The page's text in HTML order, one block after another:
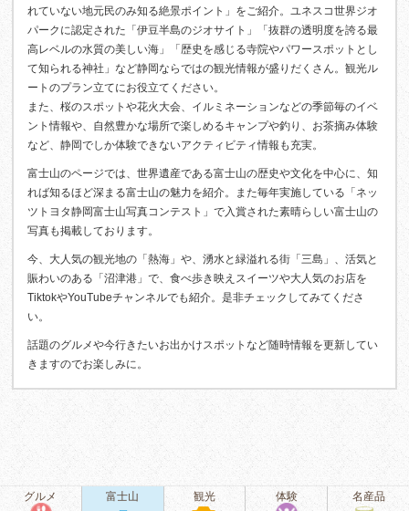
れていない地元民のみ知る絶景ポイント」をご紹介。ユネスコ世界ジオ
パークに認定された「伊豆半島のジオサイト」「抜群の透明度を誇る最
高レベルの水質の美しい海」「歴史を感じる寺院やパワースポットとし
て知られる神社」など静岡ならではの観光情報が盛りだくさん。観光ル
ートのプラン立てにお役立てください。
また、桜のスポットや花火大会、イルミネーションなどの季節毎のイベ
ント情報や、自然豊かな場所で楽しめるキャンプや釣り、お茶摘み体験
など、静岡でしか体験できないアクティビティ情報も充実。
富士山のページでは、世界遺産である富士山の歴史や文化を中心に、知
れば知るほど深まる富士山の魅力を紹介。また毎年実施している「ネッ
ツトヨタ静岡富士山写真コンテスト」で入賞された素晴らしい富士山の
写真も掲載しております。
今、大人気の観光地の「熱海」や、湧水と緑溢れる街「三島」、活気と
賑わいのある「沼津港」で、食べ歩き映えスイーツや大人気のお店を
TiktokやYouTubeチャンネルでも紹介。是非チェックしてみてくださ
い。
話題のグルメや今行きたいお出かけスポットなど随時情報を更新してい
きますのでお楽しみに。
グルメ 富士山 観光 体験 名産品